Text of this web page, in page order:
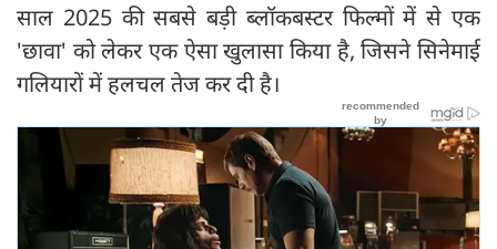
साल 2025 की सबसे बड़ी ब्लॉकबस्टर फिल्मों में से एक
'छावा' को लेकर एक ऐसा खुलासा किया है, जिसने सिनेमाई
गलियारों में हलचल तेज कर दी है।